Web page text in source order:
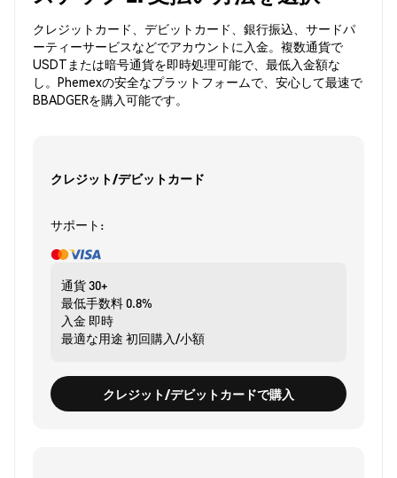
クレジットカード、デビットカード、銀行振込、サードパ
ーティーサービスなどでアカウントに入金。複数通貨で
USDTまたは暗号通貨を即時処理可能で、最低入金額な
し。Phemexの安全なプラットフォームで、安心して最速で
BBADGERを購入可能です。
クレジット/デビットカード
サポート:
通貨30+
最低手数料0.8%
入金 即時
最適な用途 初回購入/小額
クレジット/デビットカードで購入